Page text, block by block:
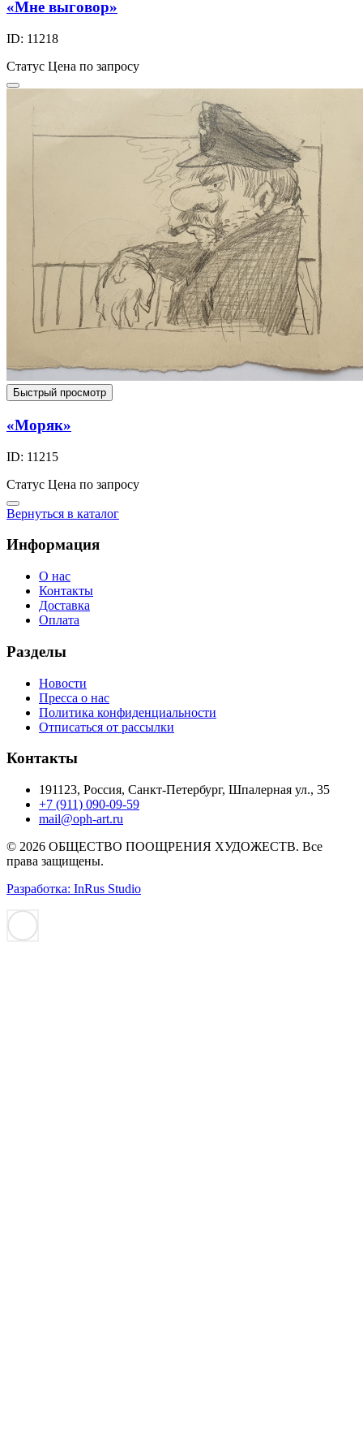
«Мне выговор»
ID: 11218
Статус Цена по запросу
Быстрый просмотр
«Моряк»
ID: 11215
Статус Цена по запросу
Вернуться в каталог
Информация
О нас
Контакты
Доставка
Оплата
Разделы
Новости
Пресса о нас
Политика конфиденциальности
Отписаться от рассылки
Контакты
191123, Россия, Санкт-Петербург, Шпалерная ул., 35
+7 (911) 090-09-59
mail@oph-art.ru
© 2026 ОБЩЕСТВО ПООЩРЕНИЯ ХУДОЖЕСТВ. Все
права защищены.
Разработка: InRus Studio